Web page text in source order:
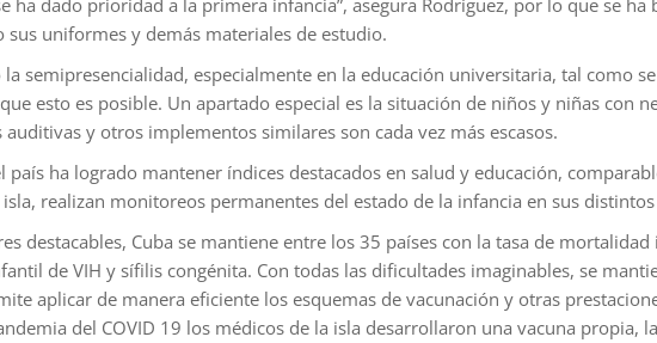
ha dado prioridad a la primera infancia”, asegura Rodríguez, por lo que se
sus uniformes y demás materiales de estudio.
la semipresencialidad, especialmente en la educación universitaria, tal como
esto es posible. Un apartado especial es la situación de niños y niñas con
y otros implementos similares son cada vez más escasos.
país ha logrado mantener índices destacados en salud y educación,
realizan monitoreos permanentes del estado de la infancia en sus distintos
destacables, Cuba se mantiene entre los 35 países con la tasa de
de VIH y sífilis congénita. Con todas las dificultades imaginables, se
aplicar de manera eficiente los esquemas de vacunación y otras
del COVID 19 los médicos de la isla desarrollaron una vacuna